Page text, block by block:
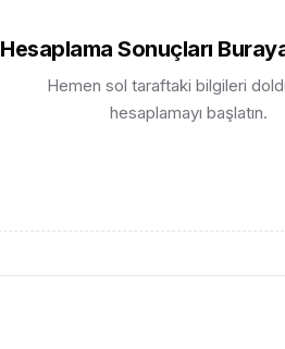
Hesaplama Sonuçları
Hemen sol taraftaki bilgileri
hesaplamayı başlatın.